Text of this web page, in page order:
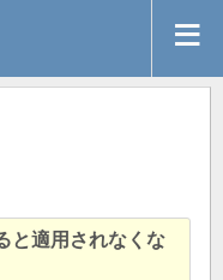
と適用されなくな